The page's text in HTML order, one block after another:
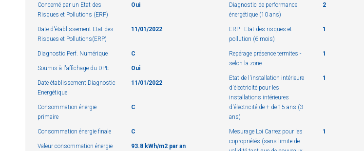
Concerné par un Etat des
Risques et Pollutions (ERP)
Oui
Date d'établissement Etat des
Risques et Pollutions(ERP)
11/01/2022
Diagnostic Perf. Numérique C
Soumis à l'affichage du DPE Oui
Date établissement Diagnostic
Energétique
11/01/2022
Consommation énergie
primaire
C
Consommation énergie finale C
Valeur consommation énergie 93.8 kWh/m2 par an
Diagnostic de performance
énergétique (10 ans)
2
ERP - Etat des risques et
pollution (6 mois)
1
Repérage présence termites -
selon la zone
1
Etat de l'installation intérieure
d'électricité pour les
installations intérieures
d'électricité de + de 15 ans (3
ans)
1
Mesurage Loi Carrez pour les
copropriétés (sans limite de
1